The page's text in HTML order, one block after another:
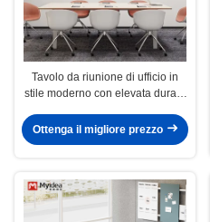
Tavolo da riunione di ufficio in
stile moderno con elevata durata
personalizzazione
Ottenga il migliore prezzo